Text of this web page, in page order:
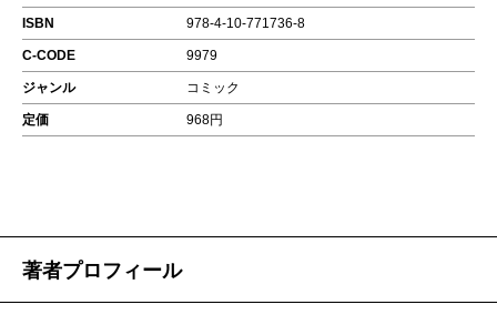
ISBN 978-4-10-771736-8
C-CODE 9979
ジャンル コミック
定価 968円
著者プロフィール